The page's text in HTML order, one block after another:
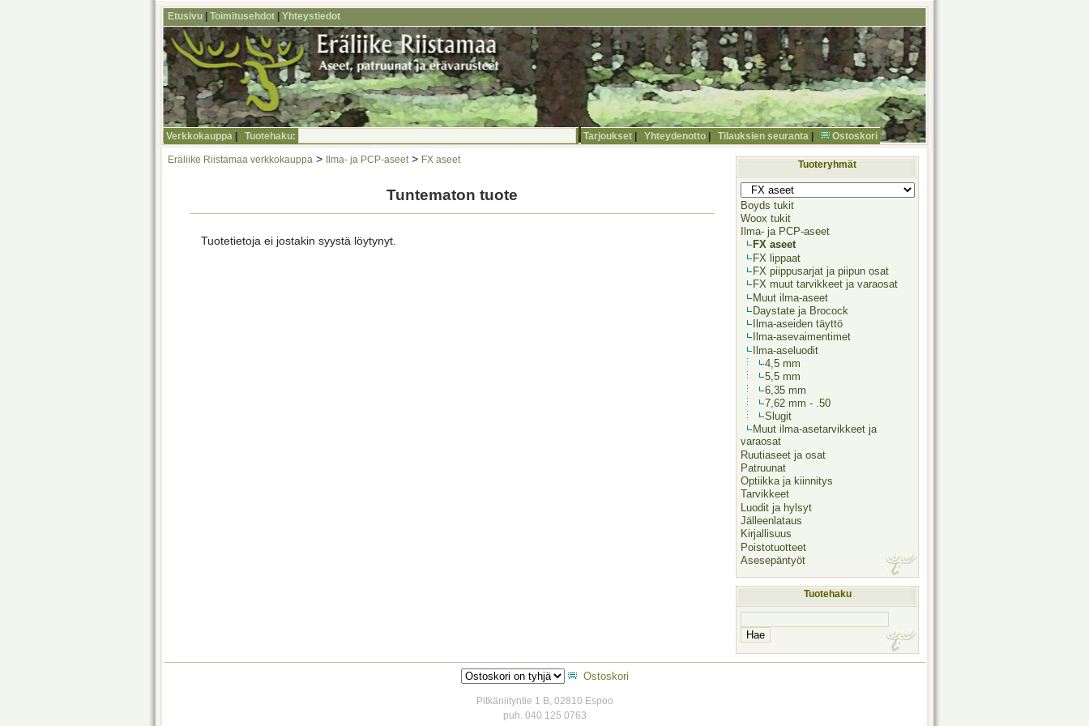
Etusivu Toimitusehdot Yhteystiedot
Verkkokauppa Tuotehaku: Tarjoukset Yhteydenotto Tilauksien seuranta Ostoskori
Eräliike Riistamaa verkkokauppa > Ilma- ja PCP-aseet > FX aseet
Tuntematon tuote
Tuotetietoja ei jostakin syystä löytynyt.
Tuoteryhmät
Boyds tukit
Woox tukit
Ilma- ja PCP-aseet
FX aseet
FX lippaat
FX piippusarjat ja piipun osat
FX muut tarvikkeet ja varaosat
Muut ilma-aseet
Daystate ja Brocock
Ilma-aseiden täyttö
Ilma-asevaimentimet
Ilma-aseluodit
4,5 mm
5,5 mm
6,35 mm
7,62 mm - .50
Slugit
Muut ilma-asetarvikkeet ja
varaosat
Ruutiaseet ja osat
Patruunat
Optiikka ja kiinnitys
Tarvikkeet
Luodit ja hylsyt
Jälleenlataus
Kirjallisuus
Poistotuotteet
Asesepäntyöt
Tuotehaku
Ostoskori
Pitkäniityntie 1 B, 02810 Espoo
puh. 040 125 0763